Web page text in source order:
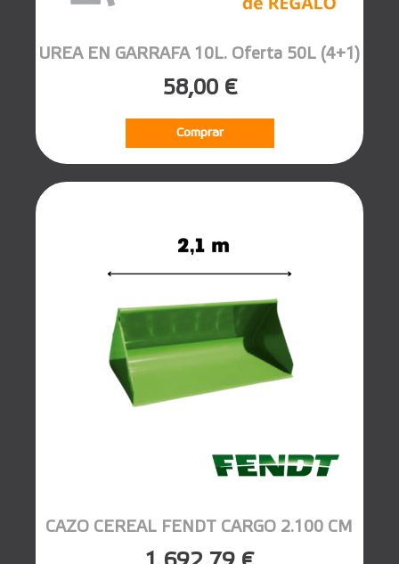
UREA EN GARRAFA 10L. Oferta 50L (4+1)
58,00 €
Comprar
CAZO CEREAL FENDT CARGO 2.100 CM